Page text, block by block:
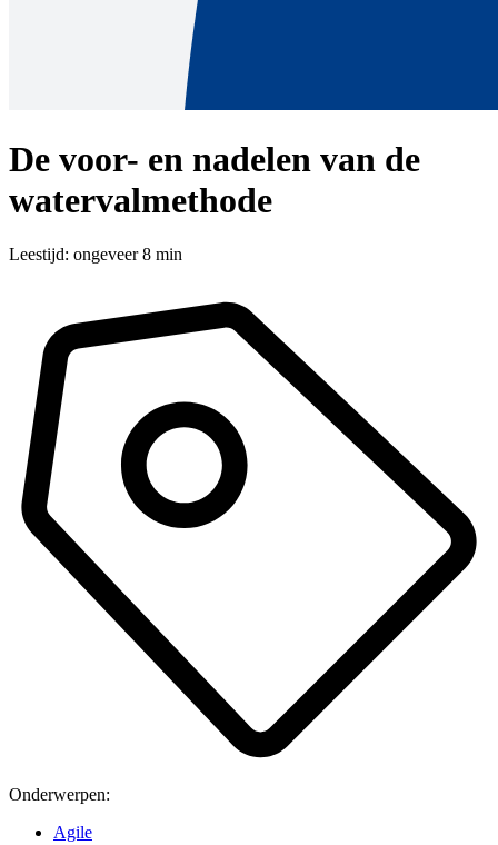
De voor- en nadelen van de
watervalmethode
Leestijd: ongeveer 8 min
Onderwerpen:
Agile